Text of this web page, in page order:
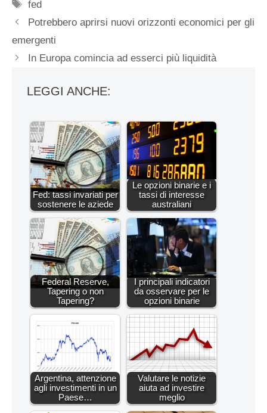
Tag
fed
Potrebbero aprirsi nuovi orizzonti economici per gli
emergenti
In Europa comincia ad esserci più liquidità
LEGGI ANCHE:
Fed: tassi invariati per
sostenere le aziede
Le opzioni binarie e i
tassi di interesse
australiani
Federal Reserve,
Tapering o non
Tapering?
I principali indicatori
da osservare per le
opzioni binarie
Argentina, attenzione
agli investimenti in un
Paese…
Valutare le notizie
aiuta ad investire
meglio